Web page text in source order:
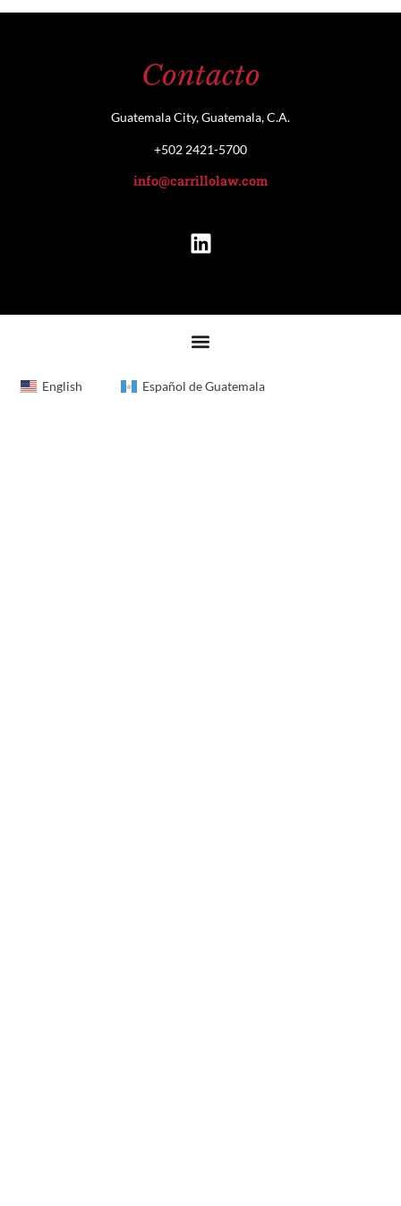
Contacto
Guatemala City, Guatemala, C.A.
+502 2421-5700
info@carrillolaw.com
English Español de Guatemala